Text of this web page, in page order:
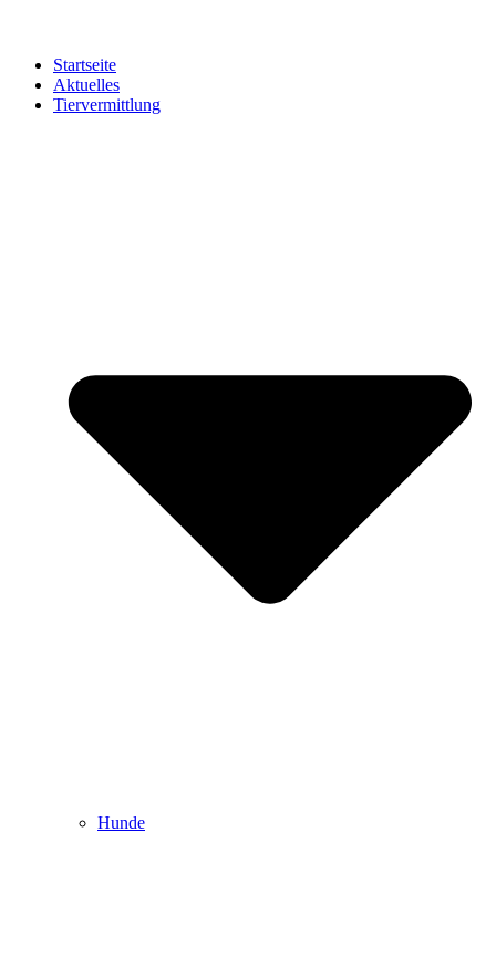
Startseite
Aktuelles
Tiervermittlung
Hunde